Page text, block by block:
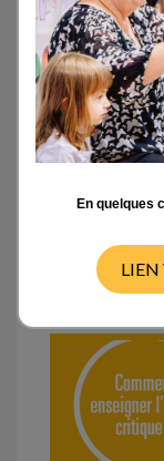
Outils
Tutoriels sur la
Documents
En quelques
LIEN